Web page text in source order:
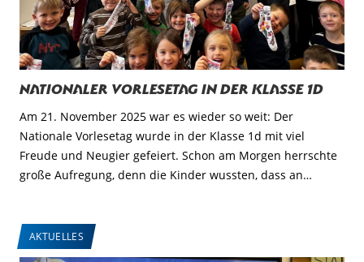
Nationaler Vorlesetag in der Klasse 1d
Am 21. November 2025 war es wieder so weit: Der
Nationale Vorlesetag wurde in der Klasse 1d mit viel
Freude und Neugier gefeiert. Schon am Morgen herrschte
große Aufregung, denn die Kinder wussten, dass an…
AKTUELLES